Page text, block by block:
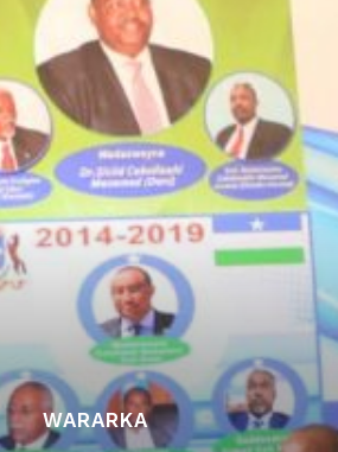
WARARKA